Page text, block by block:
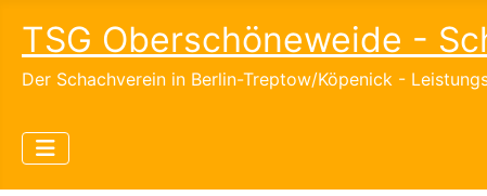
TSG Oberschöneweide -
Der Schachverein in Berlin-Treptow/Köpenick -